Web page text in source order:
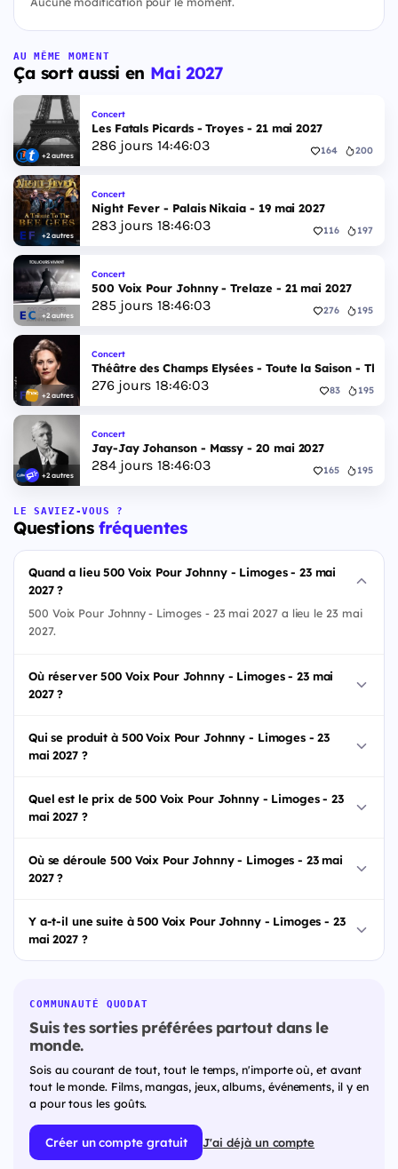
AU MÊME MOMENT
Ça sort aussi en Mai 2027
+2 autres
Concert
Les Fatals Picards - Troyes - 21 mai 2027
286jours 14:46:02 164 200
+2 autres
Concert
Night Fever - Palais Nikaia - 19 mai 2027
283jours 18:46:02 116 197
+2 autres
Concert
500 Voix Pour Johnny - Trelaze - 21 mai 2027
285 jours 18:46:02 276 195
+2 autres
Concert
Théâtre des Champs Elysées - Toute la Saison -
276jours 18:46:02 83 195
+2 autres
Concert
Jay-Jay Johanson - Massy - 20 mai 2027
284jours 18:46:02 165 195
LE SAVIEZ-VOUS ?
Questionsfréquentes
Quand a lieu 500 Voix Pour Johnny - Limoges - 23 mai
2027 ?
500 Voix Pour Johnny - Limoges - 23 mai 2027 a lieu le 23 mai
2027.
Où réserver 500 Voix Pour Johnny - Limoges - 23 mai
2027 ?
Qui se produit à 500 Voix Pour Johnny - Limoges - 23
mai 2027 ?
Quel est le prix de 500 Voix Pour Johnny - Limoges - 23
mai 2027 ?
Où se déroule 500 Voix Pour Johnny - Limoges - 23 mai
2027 ?
Y a-t-il une suite à 500 Voix Pour Johnny - Limoges - 23
mai 2027 ?
COMMUNAUTÉ QUODAT
Suis tes sorties préférées partout dans le
monde.
Sois au courant de tout, tout le temps, n'importe où, et avant
tout le monde. Films, mangas, jeux, albums, événements, il y en
a pour tous les goûts.
Créer un compte gratuit J'ai déjà un compte